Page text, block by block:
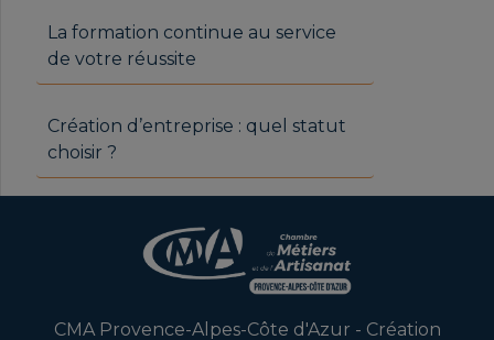
La formation continue au service
de votre réussite
Création d’entreprise : quel statut
choisir ?
CMA Provence-Alpes-Côte d'Azur - Création